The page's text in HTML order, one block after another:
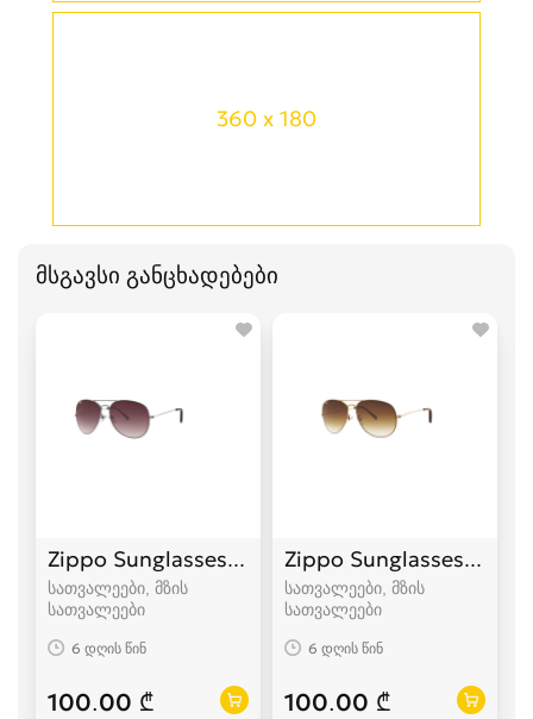
360 x 180
მსგავსი განცხადებები
Zippo Sunglasses UV-400
სათვალეები, მზის
სათვალეები
6 დღის წინ
100.00 ₾
Zippo Sunglasses UV-
სათვალეები, მზის
სათვალეები
6 დღის წინ
100.00 ₾